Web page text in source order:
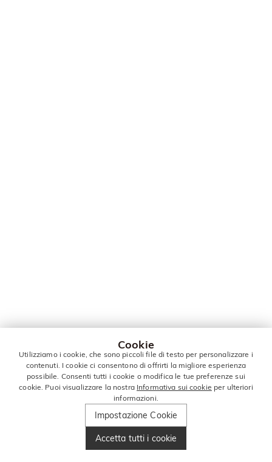
Cookie
Utilizziamo i cookie, che sono piccoli file di testo per personalizzare i
contenuti. I cookie ci consentono di offrirti la migliore esperienza
possibile. Consenti tutti i cookie o modifica le tue preferenze sui
cookie. Puoi visualizzare la nostra Informativa sui cookie per ulteriori
informazioni.
Impostazione Cookie
Accetta tutti i cookie